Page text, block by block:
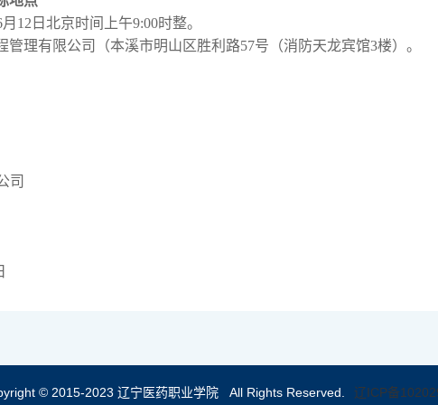
12日北京时间上午9:00时整。
理有限公司（本溪市明山区胜利路57号（消防天龙宾馆3楼）。
司
© 2015-2023 辽宁医药职业学院 All Rights Reserved. 辽ICP备